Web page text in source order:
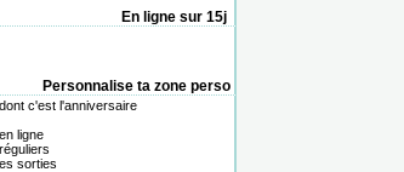
En ligne sur 15j
Personnalise ta zone perso
c'est l'anniversaire
ligne
sorties